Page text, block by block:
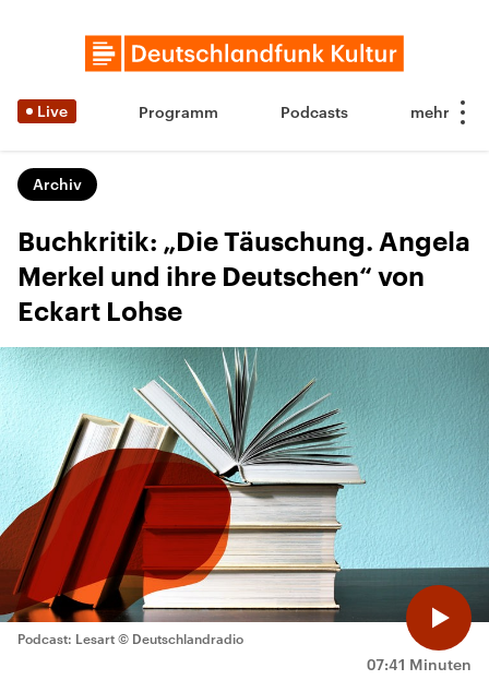
Live Programm Podcasts
Archiv
Buchkritik: „Die Täuschung. Angela
Merkel und ihre Deutschen“ von
Eckart Lohse
07:41 Minuten
Podcast: Lesart © Deutschlandradio